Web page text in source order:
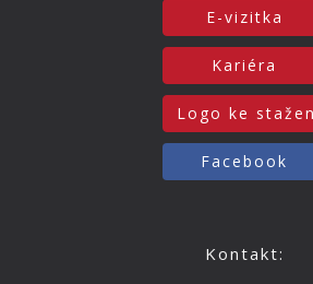
E-vizitka
Kariéra
Logo ke
Facebook
Kontakt: